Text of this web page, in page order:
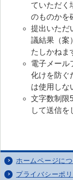
ていただく
のものかを
提出いただ
議結果（案
たしかねま
電子メール
化けを防ぐ
は使用しな
文字数制限
して送信を
ホームページに
プライバシーポ